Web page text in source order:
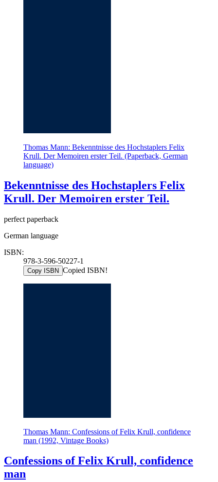
Thomas Mann: Bekenntnisse des Hochstaplers Felix
Krull. Der Memoiren erster Teil. (Paperback, German
language)
Bekenntnisse des Hochstaplers Felix
Krull. Der Memoiren erster Teil.
perfect paperback
German language
ISBN:
978-3-596-50227-1
Copy ISBN Copied ISBN!
Thomas Mann: Confessions of Felix Krull, confidence
man (1992, Vintage Books)
Confessions of Felix Krull, confidence
man